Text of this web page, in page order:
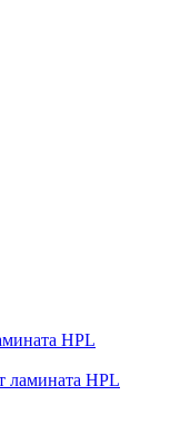
HPL
HPL